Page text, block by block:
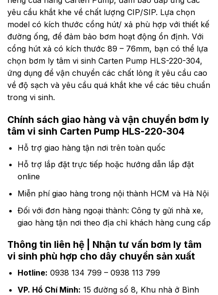
–
63
76
–
63
22.0
2900
89
–
76
–
76
300
100
51
30.0
2900
89
–
76
2900
89
–
76
yêu cầu khắt khe về chất lượng CIP/SIP. Lựa chọn
model có kích thước cổng hút/ xả phù hợp với thiết kế
đường ống, để đảm bảo bơm hoạt động ổn định. Với
cổng hút xả có kích thước 89 – 76mm, bạn có thể lựa
chọn bơm ly tâm vi sinh Carten Pump HLS-220-304,
ứng dụng để vận chuyển các chất lỏng ít yêu cầu cao
về độ sạch và yêu cầu quá khắt khe về các tiêu chuẩn
trong vi sinh.
Chính sách giao hàng và vận chuyển bơm ly
tâm vi sinh Carten Pump HLS-220-304
Hỗ trợ giao hàng tận nơi trên toàn quốc
Hỗ trợ lắp đặt trực tiếp hoặc hướng dẫn lắp đặt
online
Miễn phí giao hàng trong nội thành HCM và Hà Nội
Đối với đơn hàng ngoại thành: Công ty gửi nhà xe,
giao hàng tận nơi theo địa chỉ khách hàng cung cấp
Thông tin liên hệ | Nhận tư vấn bơm ly tâm
vi sinh phù hợp cho dây chuyền sản xuất
Hotline: 0938 134 799 – 0938 113 799
VP. Hồ Chí Minh: 15 đường số 8, Khu nhà ở Bình